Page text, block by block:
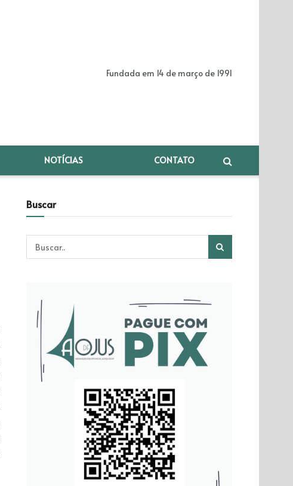
Fundada em 14 de março de 1991
NOTÍCIAS CONTATO
Buscar